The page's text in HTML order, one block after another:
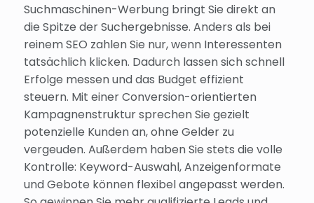
Suchmaschinen-Werbung bringt Sie direkt an
die Spitze der Suchergebnisse. Anders als bei
reinem SEO zahlen Sie nur, wenn Interessenten
tatsächlich klicken. Dadurch lassen sich schnell
Erfolge messen und das Budget effizient
steuern. Mit einer Conversion-orientierten
Kampagnenstruktur sprechen Sie gezielt
potenzielle Kunden an, ohne Gelder zu
vergeuden. Außerdem haben Sie stets die volle
Kontrolle: Keyword-Auswahl, Anzeigenformate
und Gebote können flexibel angepasst werden.